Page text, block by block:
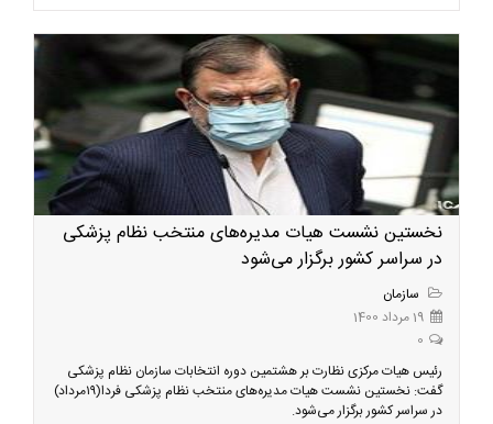
نخستین نشست هیات مدیره‌های منتخب نظام پزشکی
در سراسر کشور برگزار می‌شود
سازمان
19 مرداد 1400
0
رئیس هیات مرکزی نظارت بر هشتمین دوره انتخابات سازمان نظام پزشکی
گفت: نخستین نشست هیات مدیره‌های منتخب نظام پزشکی فردا(۱۹مرداد)
در سراسر کشور برگزار می‌شود.